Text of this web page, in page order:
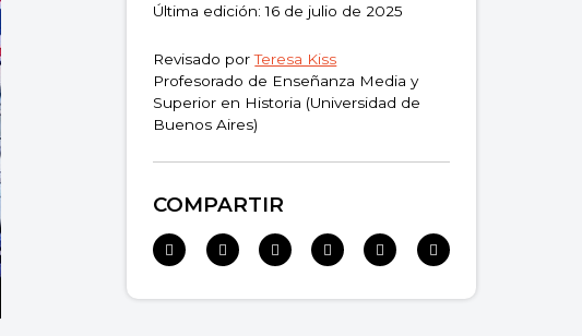
Última edición: 16 de julio de 2025
Revisado porTeresa Kiss
Profesorado de Enseñanza Media y
Superior en Historia (Universidad de
Buenos Aires)
COMPARTIR